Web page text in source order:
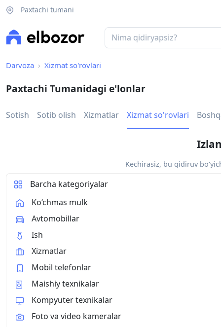
Paxtachi tumani
Darvoza Xizmat so'rovlari
Paxtachi Tumanidagi e'lonlar
Sotish Sotib olish Xizmatlar Xizmat so'rovlari
Kechirasiz, bu qidiruv
Barcha kategoriyalar
Ko‘chmas mulk
Avtomobillar
Ish
Xizmatlar
Mobil telefonlar
Maishiy texnikalar
Kompyuter texnikalar
Foto va video kameralar